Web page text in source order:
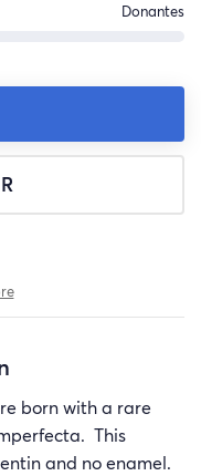
Donantes
born with a rare
This
and no enamel.